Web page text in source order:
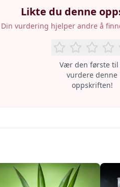
Likte du denne
Din vurdering hjelper andre å
Vær den første til
vurdere denne
oppskriften!